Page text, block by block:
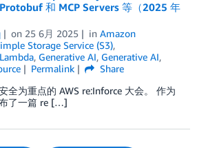
和 MCP Servers 等（2025 年
on 25 6月 2025 in Amazon
Storage Service (S3),
, Generative AI, Generative AI,
Permalink
Share
全为重点的 AWS re:Inforce 大会。 作为
了一篇 re […]